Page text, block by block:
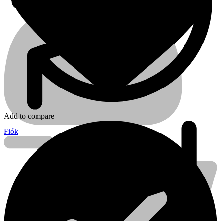
Fiók
Add to compare